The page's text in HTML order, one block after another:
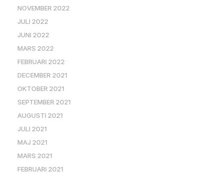
NOVEMBER 2022
JULI 2022
JUNI 2022
MARS 2022
FEBRUARI 2022
DECEMBER 2021
OKTOBER 2021
SEPTEMBER 2021
AUGUSTI 2021
JULI 2021
MAJ 2021
MARS 2021
FEBRUARI 2021